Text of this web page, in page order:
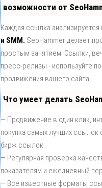
возможности от
Каждая ссылка
и SMM. SeoHammer делает
простым занятием. Ссылки,
пресс-релизы - используйте
продвижения вашего сайта.
Что умеет делать
— Продвижение в один клик,
покупка самых лучших
бирж ссылок.
— Регулярная проверка
показателям и ежедневный
— Все известные форматы